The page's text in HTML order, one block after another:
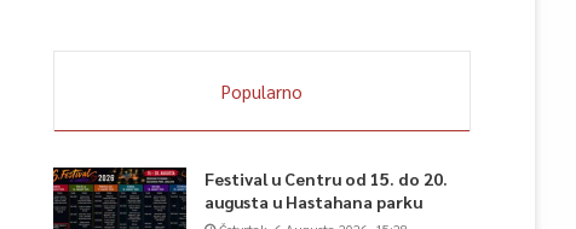
Popularno
Festival u Centru od 15. do 20.
augusta u Hastahana parku